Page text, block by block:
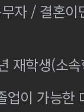
자 / 결혼
재학생(소
이 가능한